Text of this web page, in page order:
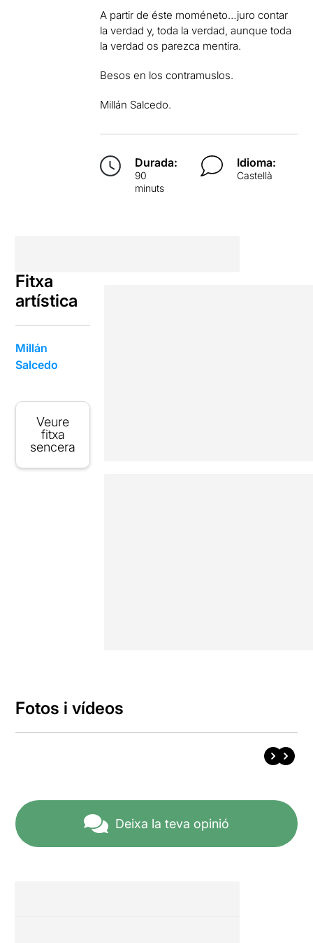
A partir de éste moméneto…juro contar
la verdad y, toda la verdad, aunque toda
la verdad os parezca mentira.
Besos en los contramuslos.
Millán Salcedo.
Durada:
90
minuts
Idioma:
Castellà
Fitxa
artística
Millán
Salcedo
Veure
fitxa
sencera
Fotos i vídeos
Deixa la teva opinió